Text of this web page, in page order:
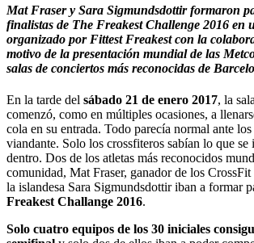
Mat Fraser y Sara Sigmundsdottir formaron
finalistas de The Freakest Challenge 2016 en
organizado por Fittest Freakest con la
motivo de la presentación mundial de las
salas de conciertos más reconocidas de
En la tarde del sábado 21 de enero 2017, la
comenzó, como en múltiples ocasiones, a
cola en su entrada. Todo parecía normal ante
viandante. Solo los crossfiteros sabían lo que se
dentro. Dos de los atletas más reconocidos
comunidad, Mat Fraser, ganador de los
la islandesa Sara Sigmundsdottir iban a formar
Freakest Challange 2016.
Solo cuatro equipos de los 30 iniciales